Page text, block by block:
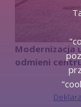
Modernizacja
odmieni